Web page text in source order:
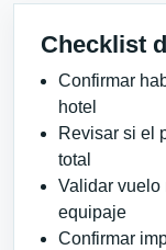
Checklist
Confirmar
hotel
Revisar si el
total
Validar vuelo
equipaje
Confirmar